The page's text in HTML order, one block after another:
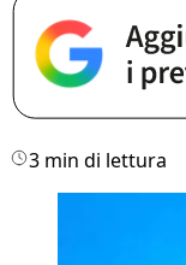
3 min di lettura